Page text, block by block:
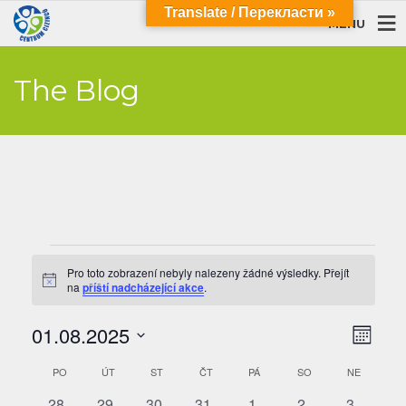
MENU
The Blog
Akce
Notice
Pro toto zobrazení nebyly nalezeny žádné výsledky. Přejít
na příští nadcházející akce.
pro
Měsíc
01.08.2025
datum.
Kalendář
PO PONDĚLÍÚTÚTERÝ STSTŘEDAČT ČTVRTEK
PÁ SO SOBOTANENEDĚLE
Translate / Перекласти »